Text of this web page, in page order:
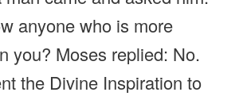
anyone who is more
you? Moses replied: No.
the Divine Inspiration to